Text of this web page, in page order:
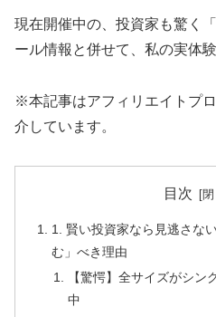
現在開催中の、投資家も驚く
ール情報と併せて、私の実体
※本記事はアフィリエイトプ
介しています。
目次
1. 賢い投資家なら見逃さな
む」べき理由
【驚愕】全サイズがシン
中